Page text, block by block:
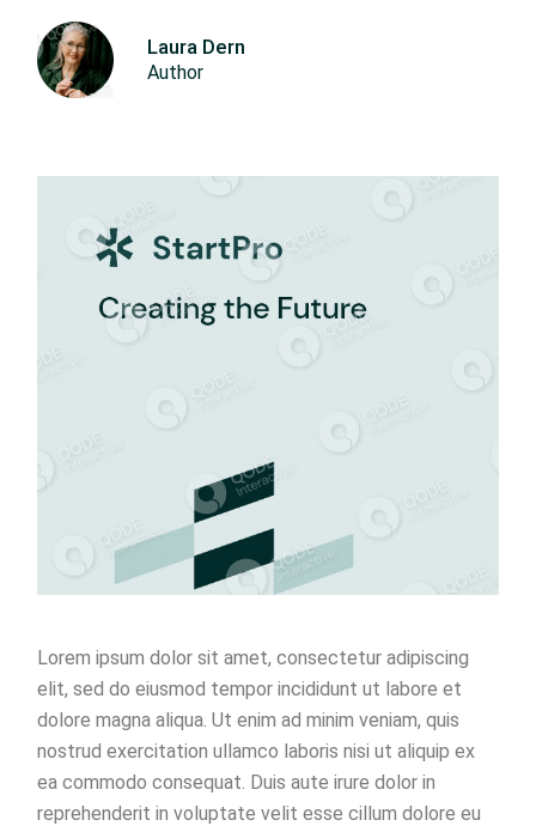
Laura Dern
Author
Lorem ipsum dolor sit amet, consectetur adipiscing
elit, sed do eiusmod tempor incididunt ut labore et
dolore magna aliqua. Ut enim ad minim veniam, quis
nostrud exercitation ullamco laboris nisi ut aliquip ex
ea commodo consequat. Duis aute irure dolor in
reprehenderit in voluptate velit esse cillum dolore eu